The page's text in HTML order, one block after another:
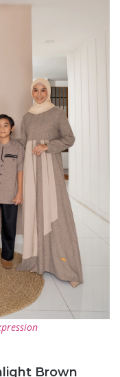
Brown